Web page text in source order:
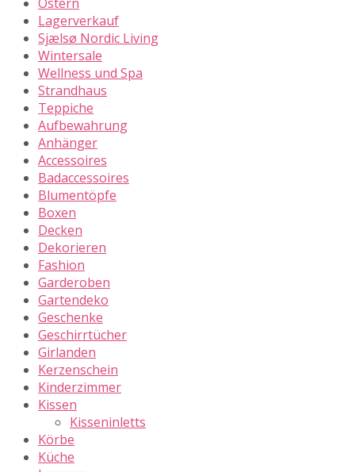
Ostern
Lagerverkauf
Sjælsø Nordic Living
Wintersale
Wellness und Spa
Strandhaus
Teppiche
Aufbewahrung
Anhänger
Accessoires
Badaccessoires
Blumentöpfe
Boxen
Decken
Dekorieren
Fashion
Garderoben
Gartendeko
Geschenke
Geschirrtücher
Girlanden
Kerzenschein
Kinderzimmer
Kissen
Kisseninletts
Körbe
Küche